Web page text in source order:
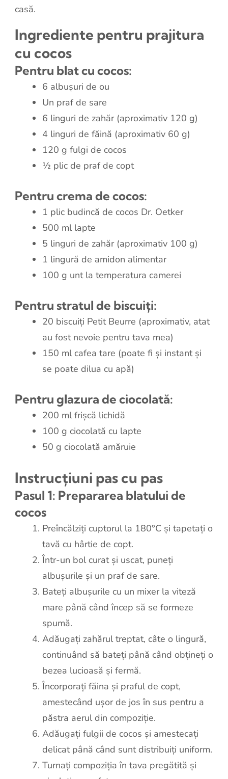
casă.
Ingrediente pentru prajitura
cu cocos
Pentru blat cu cocos:
6 albușuri de ou
Un praf de sare
6 linguri de zahăr (aproximativ 120 g)
4 linguri de făină (aproximativ 60 g)
120 g fulgi de cocos
½ plic de praf de copt
Pentru crema de cocos:
1 plic budincă de cocos Dr. Oetker
500 ml lapte
5 linguri de zahăr (aproximativ 100 g)
1 lingură de amidon alimentar
100 g unt la temperatura camerei
Pentru stratul de biscuiți:
20 biscuiți Petit Beurre (aproximativ, atat
au fost nevoie pentru tava mea)
150 ml cafea tare (poate fi și instant și
se poate dilua cu apă)
Pentru glazura de ciocolată:
200 ml frișcă lichidă
100 g ciocolată cu lapte
50 g ciocolată amăruie
Instrucțiuni pas cu pas
Pasul 1: Prepararea blatului de
cocos
Preîncălziți cuptorul la 180°C și tapetați o
tavă cu hârtie de copt.
Într-un bol curat și uscat, puneți
albușurile și un praf de sare.
Bateți albușurile cu un mixer la viteză
mare până când încep să se formeze
spumă.
Adăugați zahărul treptat, câte o lingură,
continuând să bateți până când obțineți o
bezea lucioasă și fermă.
Încorporați făina și praful de copt,
amestecând ușor de jos în sus pentru a
păstra aerul din compoziție.
Adăugați fulgii de cocos și amestecați
delicat până când sunt distribuiți uniform.
Turnați compoziția în tava pregătită și